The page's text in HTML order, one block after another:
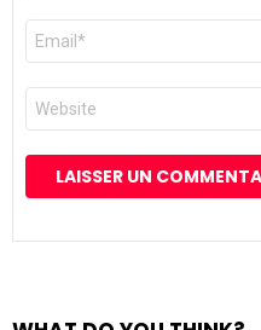
E-
mail
*
Site
web